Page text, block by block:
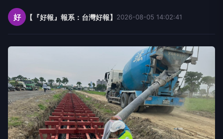
好 【『好報』報系：台灣好報】 2026-08-05 14:02:41